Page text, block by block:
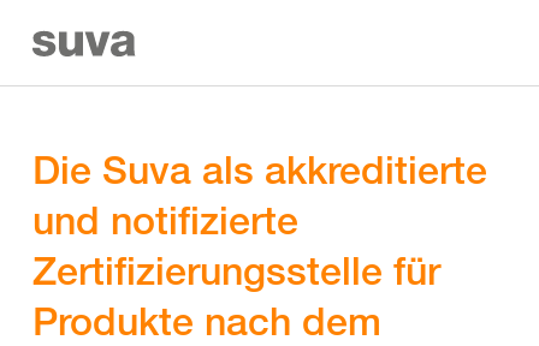
Die Suva als akkreditierte
und notifizierte
Zertifizierungsstelle für
Produkte nach dem